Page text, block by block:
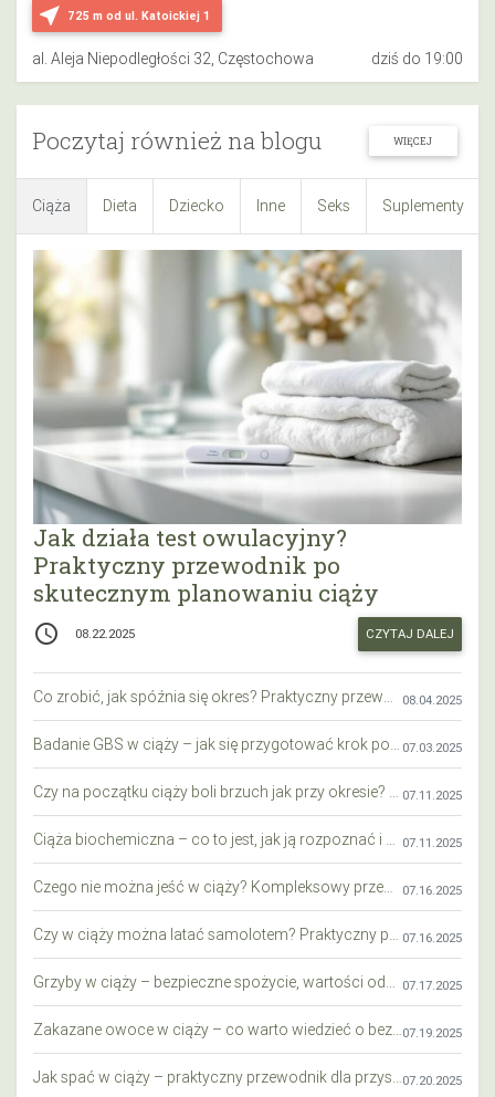
near_me 725 m od ul. Katoickiej 1
al. Aleja Niepodległości 32, Częstochowa dziś do 19:00
Poczytaj również na blogu WIĘCEJ
Ciąża Dieta Dziecko Inne Seks Suplementy
Jak działa test owulacyjny?
Praktyczny przewodnik po
skutecznym planowaniu ciąży
access_time 08.22.2025 CZYTAJ DALEJ
08.04.2025
07.03.2025
07.11.2025
07.11.2025
07.16.2025
07.16.2025
07.17.2025
07.19.2025
07.20.2025